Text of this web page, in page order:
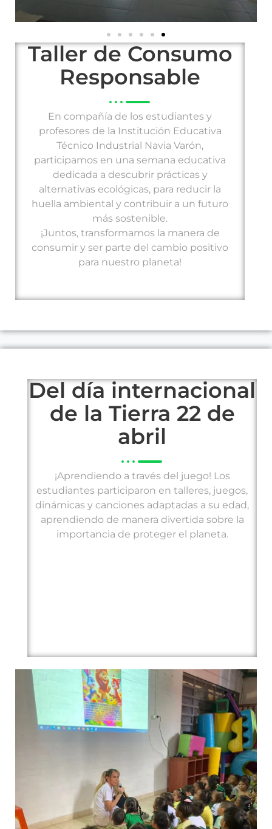
Taller de Consumo
Responsable
En compañía de los estudiantes y
profesores de la Institución Educativa
Técnico Industrial Navia Varón,
participamos en una semana educativa
dedicada a descubrir prácticas y
alternativas ecológicas, para reducir la
huella ambiental y contribuir a un futuro
más sostenible.
¡Juntos, transformamos la manera de
consumir y ser parte del cambio positivo
para nuestro planeta!
Del día internacional
de la Tierra 22 de
abril
¡Aprendiendo a través del juego! Los
estudiantes participaron en talleres, juegos,
dinámicas y canciones adaptadas a su edad,
aprendiendo de manera divertida sobre la
importancia de proteger el planeta.